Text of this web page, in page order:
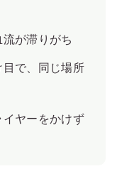
が滞りがち
で、同じ場所
ヤーをかけず